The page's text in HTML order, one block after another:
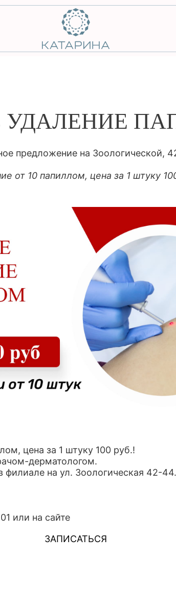
УДАЛЕНИЕ
предложение на Зоологической,
от 10 папиллом, цена за 1 штуку
цена за 1 штуку 100 руб.!
дерматологом.
филиале на ул. Зоологическая 42-44.
или на сайте
ЗАПИСАТЬСЯ